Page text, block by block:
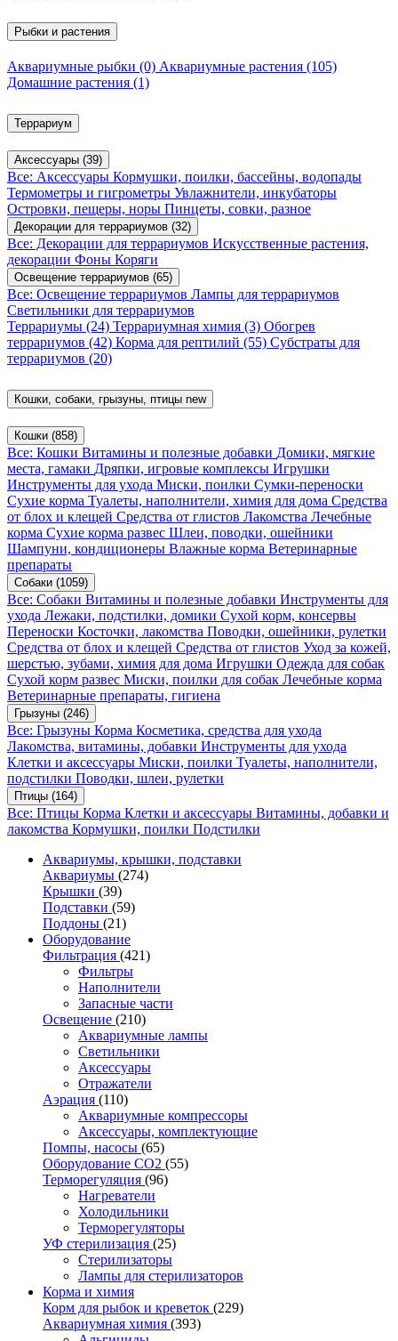
Рыбки и растения
Аквариумные рыбки (0) Аквариумные растения (105)
Домашние растения (1)
Террариум
Аксессуары (39)
Все: Аксессуары Кормушки, поилки, бассейны, водопады
Термометры и гигрометры Увлажнители, инкубаторы
Островки, пещеры, норы Пинцеты, совки, разное
Декорации для террариумов (32)
Все: Декорации для террариумов Искусственные растения,
декорации Фоны Коряги
Освещение террариумов (65)
Все: Освещение террариумов Лампы для террариумов
Светильники для террариумов
Террариумы (24) Террариумная химия (3) Обогрев
террариумов (42) Корма для рептилий (55) Субстраты для
террариумов (20)
Кошки, собаки, грызуны, птицы new
Кошки (858)
Все: Кошки Витамины и полезные добавки Домики, мягкие
места, гамаки Дряпки, игровые комплексы Игрушки
Инструменты для ухода Миски, поилки Сумки-переноски
Сухие корма Туалеты, наполнители, химия для дома Средства
от блох и клещей Средства от глистов Лакомства Лечебные
корма Сухие корма развес Шлеи, поводки, ошейники
Шампуни, кондиционеры Влажные корма Ветеринарные
препараты
Собаки (1059)
Все: Собаки Витамины и полезные добавки Инструменты для
ухода Лежаки, подстилки, домики Сухой корм, консервы
Переноски Косточки, лакомства Поводки, ошейники, рулетки
Средства от блох и клещей Средства от глистов Уход за кожей,
шерстью, зубами, химия для дома Игрушки Одежда для собак
Сухой корм развес Миски, поилки для собак Лечебные корма
Ветеринарные препараты, гигиена
Грызуны (246)
Все: Грызуны Корма Косметика, средства для ухода
Лакомства, витамины, добавки Инструменты для ухода
Клетки и аксессуары Миски, поилки Туалеты, наполнители,
подстилки Поводки, шлеи, рулетки
Птицы (164)
Все: Птицы Корма Клетки и аксессуары Витамины, добавки и
лакомства Кормушки, поилки Подстилки
Аквариумы, крышки, подставки
Аквариумы (274)
Крышки (39)
Подставки (59)
Поддоны (21)
Оборудование
Фильтрация (421)
Фильтры
Наполнители
Запасные части
Освещение (210)
Аквариумные лампы
Светильники
Аксессуары
Отражатели
Аэрация (110)
Аквариумные компрессоры
Аксессуары, комплектующие
Помпы, насосы (65)
Оборудование CO2 (55)
Терморегуляция (96)
Нагреватели
Холодильники
Терморегуляторы
УФ стерилизация (25)
Стерилизаторы
Лампы для стерилизаторов
Корма и химия
Корм для рыбок и креветок (229)
Аквариумная химия (393)